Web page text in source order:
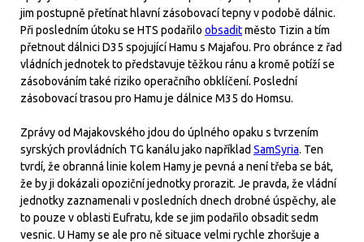
jim postupně přetínat hlavní zásobovací tepny v podobě dálnic.
Při posledním útoku se HTS podařilo obsaditměsto Tizin a tím
přetnout dálnici D35 spojující Hamu s Majafou. Pro obránce z řad
vládních jednotek to představuje těžkou ránu a kromě potíží se
zásobováním také riziko operačního obklíčení. Poslední
zásobovací trasou pro Hamu je dálnice M35 do Homsu.
Zprávy od Majakovského jdou do úplného opaku s tvrzením
syrských provládních TG kanálu jako například SamSyria. Ten
tvrdí, že obranná linie kolem Hamy je pevná a není třeba se bát,
že by ji dokázali opoziční jednotky prorazit. Je pravda, že vládní
jednotky zaznamenali v posledních dnech drobné úspěchy, ale
to pouze v oblasti Eufratu, kde se jim podařilo obsadit sedm
vesnic. U Hamy se ale pro ně situace velmi rychle zhoršuje a